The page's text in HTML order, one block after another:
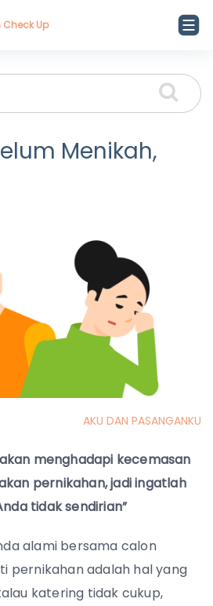
Check Up
Menikah,
AKU DAN PASANGANKU
menghadapi kecemasan
pernikahan, jadi ingatlah
tidak sendirian”
alami bersama calon
pernikahan adalah hal yang
katering tidak cukup,